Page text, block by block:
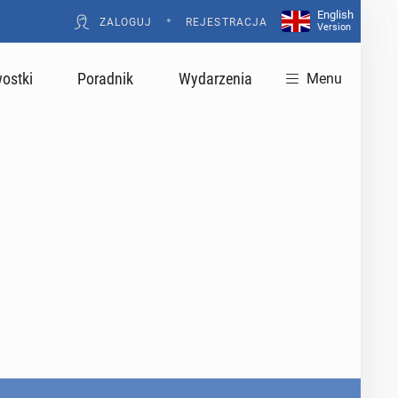
ZALOGUJ • REJESTRACJA
English
Version
Poradnik Wydarzenia Menu